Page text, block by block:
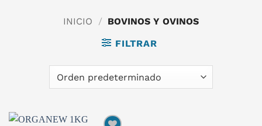
INICIO / BOVINOS Y OVINOS
FILTRAR